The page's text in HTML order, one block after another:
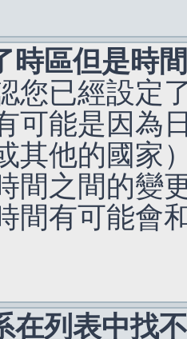
時區但是時
您已經設定
可能是因為
其他的國家
間之間的變
間有可能會
在列表中找